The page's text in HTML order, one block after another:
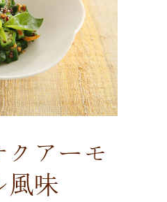
アーモ
風味